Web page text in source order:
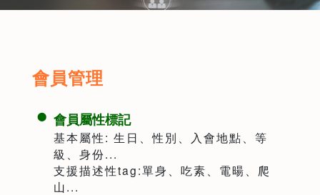
會員管理
會員屬性標記
基本屬性: 生日、性別、入會地點、等
級、身份...
支援描述性tag:單身、吃素、電暘、爬
山...